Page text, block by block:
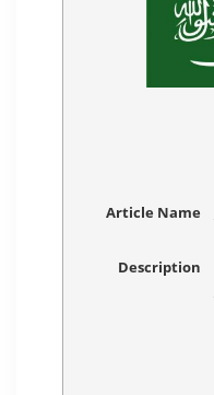
Article Name
Description